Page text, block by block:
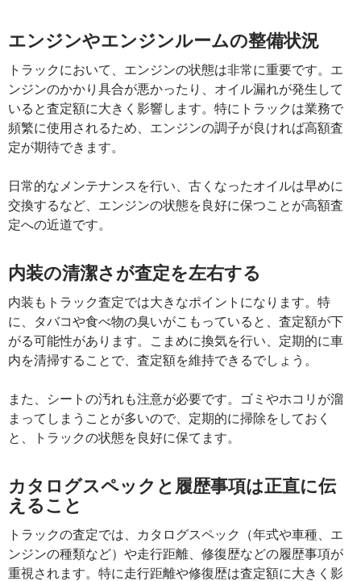
エンジンやエンジンルームの整備状況
トラックにおいて、エンジンの状態は非常に重要です。エ
ンジンのかかり具合が悪かったり、オイル漏れが発生して
いると査定額に大きく影響します。特にトラックは業務で
頻繁に使用されるため、エンジンの調子が良ければ高額査
定が期待できます。
日常的なメンテナンスを行い、古くなったオイルは早めに
交換するなど、エンジンの状態を良好に保つことが高額査
定への近道です。
内装の清潔さが査定を左右する
内装もトラック査定では大きなポイントになります。特
に、タバコや食べ物の臭いがこもっていると、査定額が下
がる可能性があります。こまめに換気を行い、定期的に車
内を清掃することで、査定額を維持できるでしょう。
また、シートの汚れも注意が必要です。ゴミやホコリが溜
まってしまうことが多いので、定期的に掃除をしておく
と、トラックの状態を良好に保てます。
カタログスペックと履歴事項は正直に伝
えること
トラックの査定では、カタログスペック（年式や車種、エ
ンジンの種類など）や走行距離、修復歴などの履歴事項が
重視されます。特に走行距離や修復歴は査定額に大きく影